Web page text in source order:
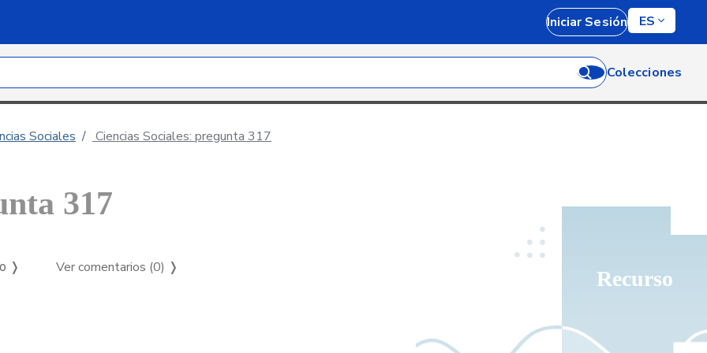
Iniciar Sesión ES
Colecciones
Sociales Ciencias Sociales: pregunta 317
Recurso
317
❭ Ver comentarios (0) ❭